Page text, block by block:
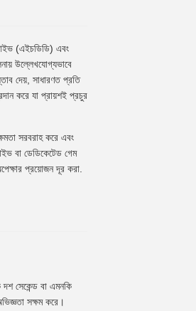
(এইচডিডি) এবং
উল্লেখযোগ্যভাবে
দেয়, সাধারণত প্রতি
করে যা প্রায়শই প্রচুর
সরবরাহ করে এবং
বা ডেডিকেটেড গেম
প্রয়োজন দূর করা.
সেকেন্ড বা এমনকি
সক্ষম করে।